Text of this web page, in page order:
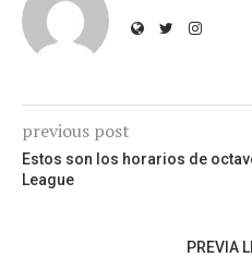
previous post
Estos son los horarios de
League
PREVIA